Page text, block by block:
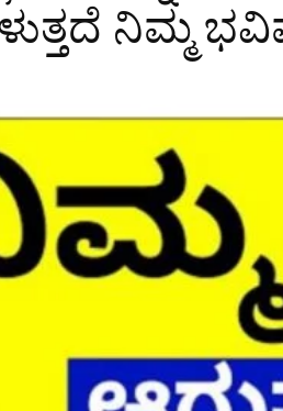
ನಿಮ್ಮ